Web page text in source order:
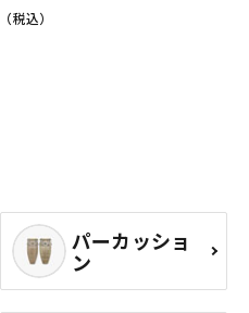
（税込）
パーカッショ
ン